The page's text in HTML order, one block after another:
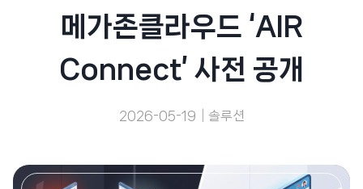
메가존클라우드 ‘AIR
Connect’ 사전 공개
2026-05-19 솔루션